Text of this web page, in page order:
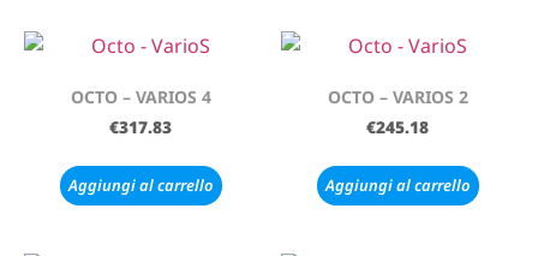
OCTO – VARIOS 4
€317.83
Aggiungi al carrello
OCTO – VARIOS 2
€245.18
Aggiungi al carrello